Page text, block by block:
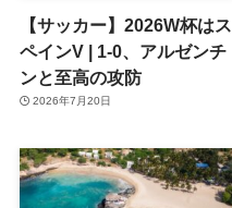
【サッカー】2026W杯はス
ペインV | 1-0、アルゼンチ
ンと至高の攻防
2026年7月20日